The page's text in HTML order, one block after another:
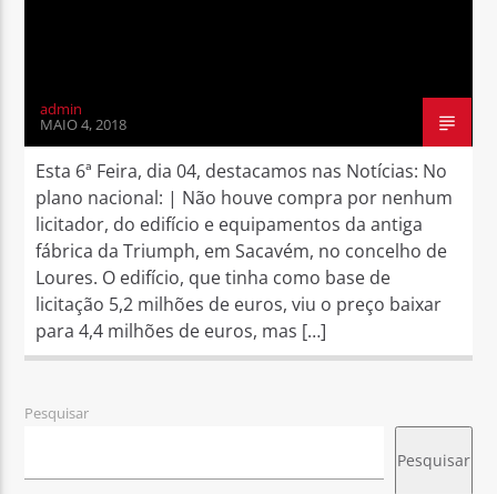
admin
MAIO 4, 2018
Esta 6ª Feira, dia 04, destacamos nas Notícias: No
plano nacional: | Não houve compra por nenhum
licitador, do edifício e equipamentos da antiga
fábrica da Triumph, em Sacavém, no concelho de
Loures. O edifício, que tinha como base de
licitação 5,2 milhões de euros, viu o preço baixar
para 4,4 milhões de euros, mas […]
Pesquisar
Pesquisar